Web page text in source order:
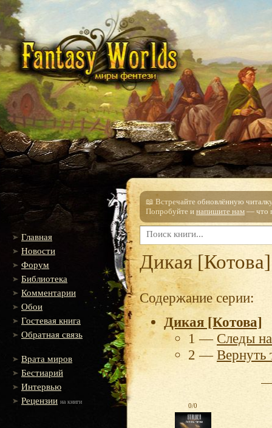
Главная
Новости
Форум
Библиотека
Комментарии
Обои
Гостевая книга
Обратная связь
Врата миров
Бестиарий
Интервью
Рецензии на книги
📖 Встречайте обновлённую
Попробуйте и напишите нам — что
Дикая [Котова]
Содержание серии:
Дикая [Котова]
1 — Следы
2 —Вернуть
0/0